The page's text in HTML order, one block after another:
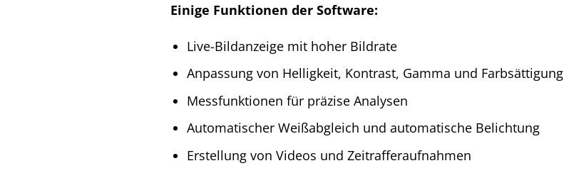
Einige Funktionen der Software:
Live-Bildanzeige mit hoher Bildrate
Anpassung von Helligkeit, Kontrast, Gamma und Farbsättigung
Messfunktionen für präzise Analysen
Automatischer Weißabgleich und automatische Belichtung
Erstellung von Videos und Zeitrafferaufnahmen